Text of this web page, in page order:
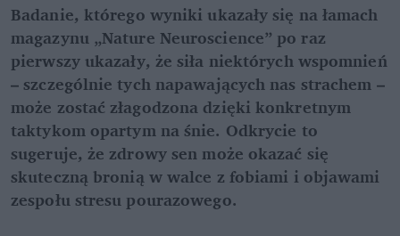
Badanie, którego wyniki ukazały się na łamach
magazynu „Nature Neuroscience” po raz
pierwszy ukazały, że siła niektórych wspomnień
– szczególnie tych napawających nas strachem –
może zostać złagodzona dzięki konkretnym
taktykom opartym na śnie. Odkrycie to
sugeruje, że zdrowy sen może okazać się
skuteczną bronią w walce z fobiami i objawami
zespołu stresu pourazowego.